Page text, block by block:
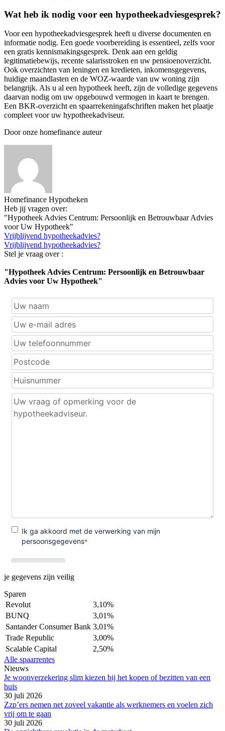
Wat heb ik nodig voor een hypotheekadviesgesprek?
Voor een hypotheekadviesgesprek heeft u diverse documenten en
informatie nodig. Een goede voorbereiding is essentieel, zelfs voor
een gratis kennismakingsgesprek. Denk aan een geldig
legitimatiebewijs, recente salarisstroken en uw pensioenoverzicht.
Ook overzichten van leningen en kredieten, inkomensgegevens,
huidige maandlasten en de WOZ-waarde van uw woning zijn
belangrijk. Als u al een hypotheek heeft, zijn de volledige gegevens
daarvan nodig om uw opgebouwd vermogen in kaart te brengen.
Een BKR-overzicht en spaarrekeningafschriften maken het plaatje
compleet voor uw hypotheekadviseur.
Door onze homefinance auteur
Homefinance Hypotheken
Heb jij vragen over:
"Hypotheek Advies Centrum: Persoonlijk en Betrouwbaar Advies
voor Uw Hypotheek"
Vrijblijvend hypotheekadvies?
Vrijblijvend hypotheekadvies?
Stel je vraag over :
"Hypotheek Advies Centrum: Persoonlijk en Betrouwbaar
Advies voor Uw Hypotheek"
je gegevens zijn veilig
Sparen
Revolut
3,10%
BUNQ
3,01%
Santander Consumer Bank 3,01%
Trade Republic
3,00%
Scalable Capital
2,50%
Alle spaarrentes
Nieuws
Je woonverzekering slim kiezen bij het kopen of bezitten van een
huis
30 juli 2026
Zzp’ers nemen net zoveel vakantie als werknemers en voelen zich
vrij om te gaan
30 juli 2026